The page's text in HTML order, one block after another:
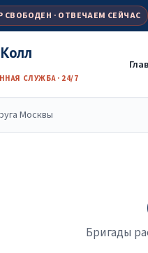
СВОБОДЕН · ОТВЕЧАЕМ СЕЙЧАС
СЛУЖБА · 24/7
Москвы
Бригады